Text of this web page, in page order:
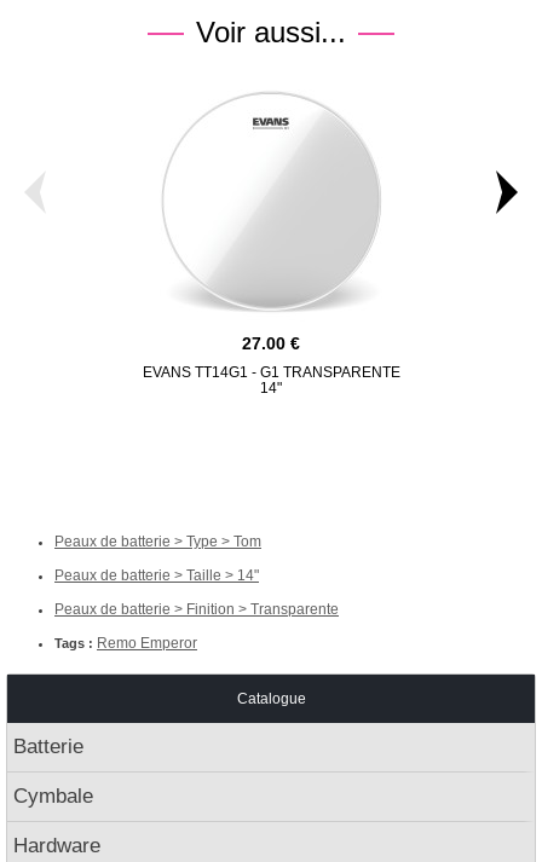
Voir aussi...
27.00
EVANS TT14G1 - G1 TRANSPARENTE
14"
Peaux de batterie > Type > Tom
Peaux de batterie > Taille > 14"
Peaux de batterie > Finition > Transparente
Tags : Remo Emperor
Catalogue
Batterie
Cymbale
Hardware